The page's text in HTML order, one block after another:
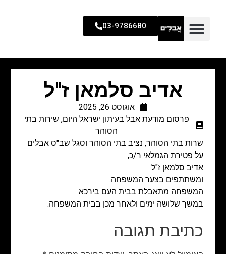
03-9786680
אדיב סלמאן ז"ל
אוגוסט 26, 2025
פרסום מודעת אבל בעיתון ישראל היום, שירות בתי
הסוהר
שרות בתי הסוהר, נציב בתי הסוהר וסגל שב"ס אבלים
על פטירת הגמלאי ר/כ,
אדיב סלמאן ז"ל
ומשתתפים בצער המשפחה.
המשפחה מתאבלת בבית העם בירכא
במשך שלושה ימים ולאחר מכן בבית המשפחה.
כתיבת תגובה